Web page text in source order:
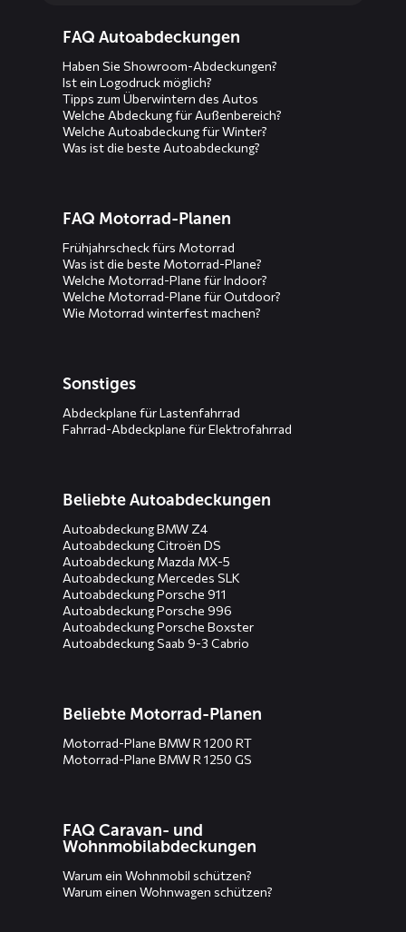
menusFAQ Autoabdeckungen
Haben Sie Showroom-Abdeckungen?
Ist ein Logodruck möglich?
Tipps zum Überwintern des Autos
Welche Abdeckung für Außenbereich?
Welche Autoabdeckung für Winter?
Was ist die beste Autoabdeckung?
FAQ Motorrad-Planen
Frühjahrscheck fürs Motorrad
Was ist die beste Motorrad-Plane?
Welche Motorrad-Plane für Indoor?
Welche Motorrad-Plane für Outdoor?
Wie Motorrad winterfest machen?
Sonstiges
Abdeckplane für Lastenfahrrad
Fahrrad-Abdeckplane für Elektrofahrrad
Beliebte Autoabdeckungen
Autoabdeckung BMW Z4
Autoabdeckung Citroën DS
Autoabdeckung Mazda MX-5
Autoabdeckung Mercedes SLK
Autoabdeckung Porsche 911
Autoabdeckung Porsche 996
Autoabdeckung Porsche Boxster
Autoabdeckung Saab 9-3 Cabrio
Beliebte Motorrad-Planen
Motorrad-Plane BMW R 1200 RT
Motorrad-Plane BMW R 1250 GS
FAQ Caravan- und
Wohnmobilabdeckungen
Warum ein Wohnmobil schützen?
Warum einen Wohnwagen schützen?